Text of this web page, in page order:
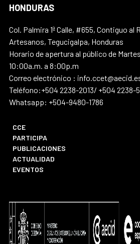
HONDURAS
Col. Palmira 1ª Calle, #655, Contiguo al
Artesanos, Tegucigalpa, Honduras
Horario de apertura al público de
10:00a.m. a 8:00p.m
Correo electrónico :
Teléfono:+504 2238-2013/ +504 2238-
Whatsapp: +504-9480-1786
CCE
PARTICIPA
PUBLICACIONES
ACTUALIDAD
EVENTOS